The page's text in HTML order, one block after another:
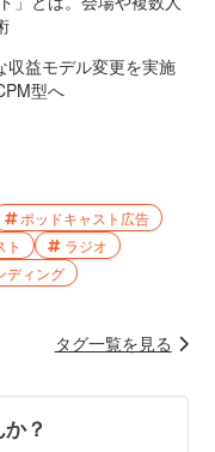
益モデル変更を実施
型へ
ポッドキャスト広告
ト
ラジオ
ディング
タグ一覧を見る
？